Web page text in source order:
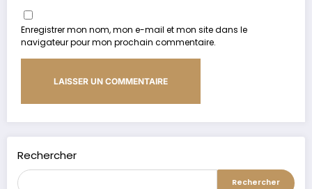
Enregistrer mon nom, mon e-mail et mon site dans le
navigateur pour mon prochain commentaire.
Rechercher
Rechercher